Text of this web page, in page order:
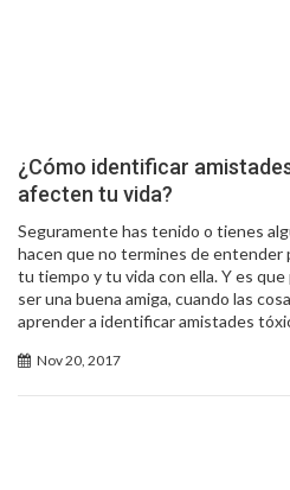
¿Cómo identificar
afecten tu vida?
Seguramente has tenido o tienes
hacen que no termines de entender
tu tiempo y tu vida con ella. Y es
ser una buena amiga, cuando las
aprender a identificar amistades
Nov 20, 2017